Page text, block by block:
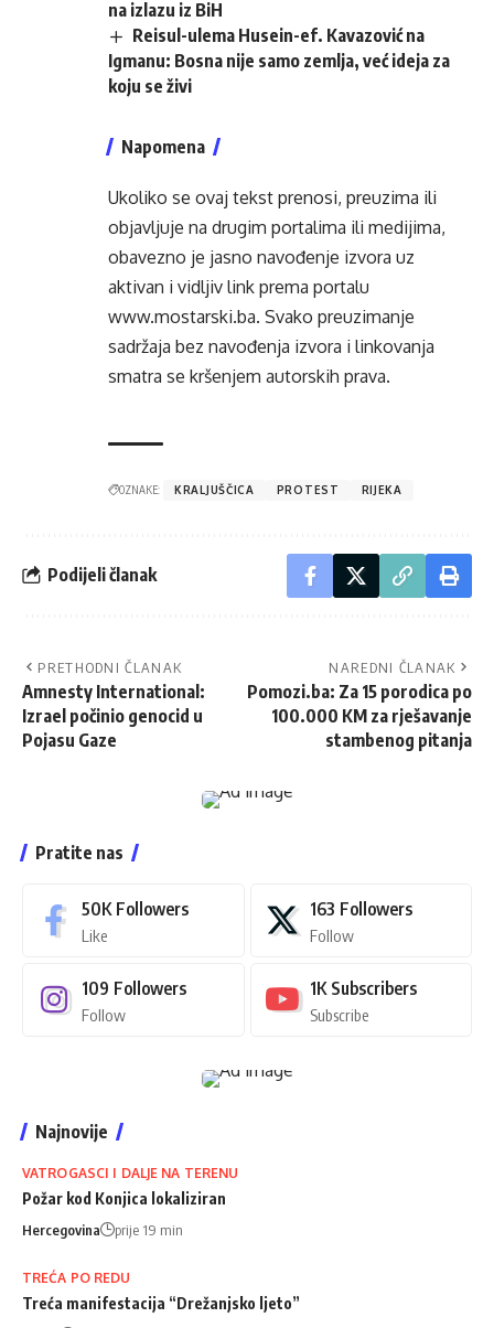
na izlazu iz BiH
Reisul-ulema Husein-ef. Kavazović na
Igmanu: Bosna nije samo zemlja, već ideja za
koju se živi
Napomena
Ukoliko se ovaj tekst prenosi, preuzima ili
objavljuje na drugim portalima ili medijima,
obavezno je jasno navođenje izvora uz
aktivan i vidljiv link prema portalu
www.mostarski.ba. Svako preuzimanje
sadržaja bez navođenja izvora i linkovanja
smatra se kršenjem autorskih prava.
OZNAKE: KRALJUŠČICA PROTEST RIJEKA
Podijeli članak
PRETHODNI ČLANAK
Amnesty International:
Izrael počinio genocid u
Pojasu Gaze
NAREDNI ČLANAK
Pomozi.ba: Za 15 porodica po
100.000 KM za rješavanje
stambenog pitanja
Pratite nas
50K Followers
Like
163 Followers
Follow
109 Followers
Follow
1K Subscribers
Subscribe
Najnovije
VATROGASCI I DALJE NA TERENU
Požar kod Konjica lokaliziran
Hercegovina prije 19 min
TREĆA PO REDU
Treća manifestacija “Drežanjsko ljeto”